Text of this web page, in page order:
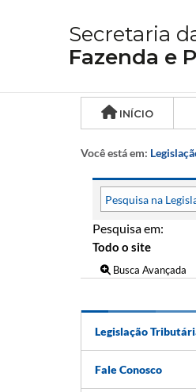
Secretaria
Fazenda e
INÍCIO
Você está em:
Pesquisa em:
Busca Avançada
Legislação
Fale Conosco